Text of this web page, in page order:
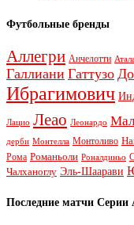
Футбольные бренды
Аллегри Анчелотти
Галлиани Гаттузо
Ибрагимович
Лацио Леао Леонардо
дерби Монтелла Монтоливо
Рома Романьоли Роналдиньо
Чалханоглу Эль-Шаарави
Последние матчи